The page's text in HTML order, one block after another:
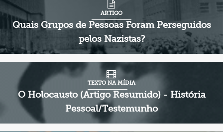
Quais Grupos de Pessoas Foram Perseguidos
pelos Nazistas?
ARTIGO
O Holocausto (Artigo Resumido) - História
Pessoal/Testemunho
TEXTO NA MÍDIA